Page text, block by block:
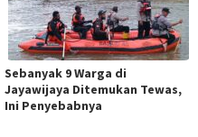
Sebanyak 9 Warga di
Jayawijaya Ditemukan Tewas,
Ini Penyebabnya